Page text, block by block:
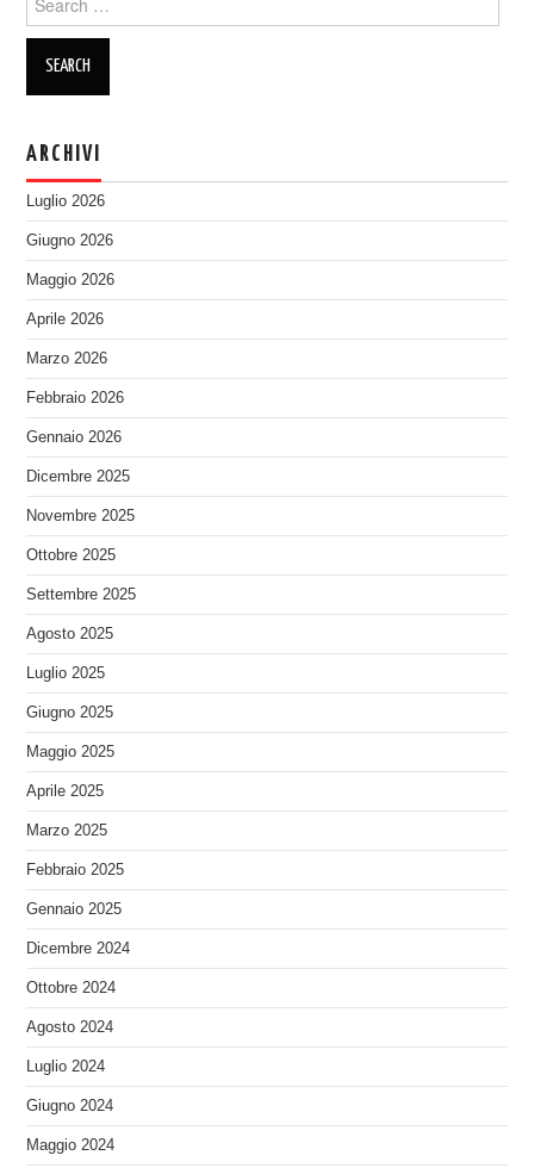
for:
ARCHIVI
Luglio 2026
Giugno 2026
Maggio 2026
Aprile 2026
Marzo 2026
Febbraio 2026
Gennaio 2026
Dicembre 2025
Novembre 2025
Ottobre 2025
Settembre 2025
Agosto 2025
Luglio 2025
Giugno 2025
Maggio 2025
Aprile 2025
Marzo 2025
Febbraio 2025
Gennaio 2025
Dicembre 2024
Ottobre 2024
Agosto 2024
Luglio 2024
Giugno 2024
Maggio 2024